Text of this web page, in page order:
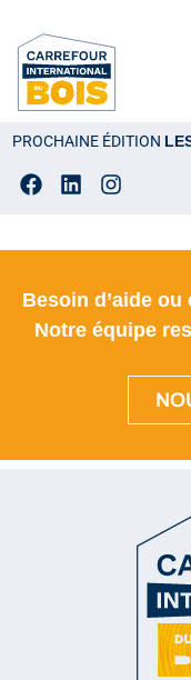
PROCHAINE ÉDITION
Besoin d’aide
Notre équipe